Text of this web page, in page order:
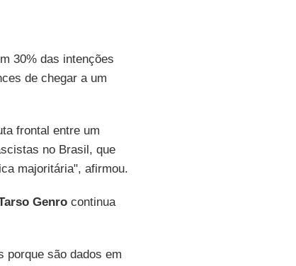
30% das intenções
de chegar a um
frontal entre um
no Brasil, que
majoritária", afirmou.
Genrocontinua
porque são dados em